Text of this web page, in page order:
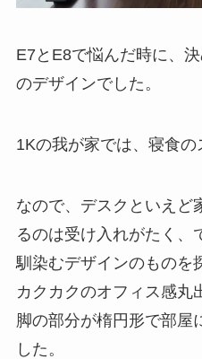
E7とE8で悩んだ時に、
のデザインでした。
1Kの我が家では、寝食の
なので、デスクといえど
るのは受け入れがたく、
馴染むデザインのものを
カクカクのオフィス感丸
脚の部分が楕円形で部屋
した。